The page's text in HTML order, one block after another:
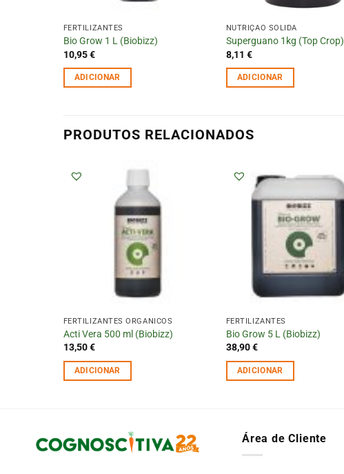
FERTILIZANTES
Bio Grow 1 L (Biobizz)
10,95€
ADICIONAR
NUTRIÇÃO SÓLIDA
Superguano 1kg (Top Crop)
8,11 €
ADICIONAR
PRODUTOS RELACIONADOS
FERTILIZANTES ORGÂNICOS
Acti Vera 500 ml (Biobizz)
13,50€
ADICIONAR
FERTILIZANTES
Bio Grow 5 L (Biobizz)
38,90€
ADICIONAR
Área de Cliente